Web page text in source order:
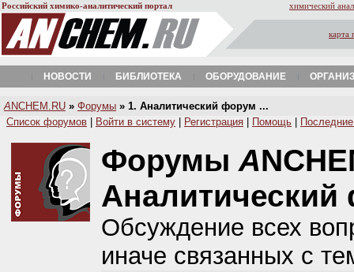
Российский химико-аналитический портал химический
карта
НОВОСТИ БИБЛИОТЕКА ОБОРУДОВАНИЕ
A NCHEM.RU » Форумы » 1. Аналитический форум ...
Список форумов
Войти в систему Регистрация Помощь
Форумы A
Обсуждение всех
иначе связанных с